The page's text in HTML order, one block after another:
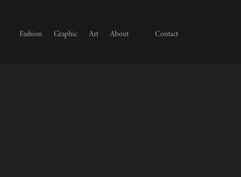
Fashion Graphic Art About Contact